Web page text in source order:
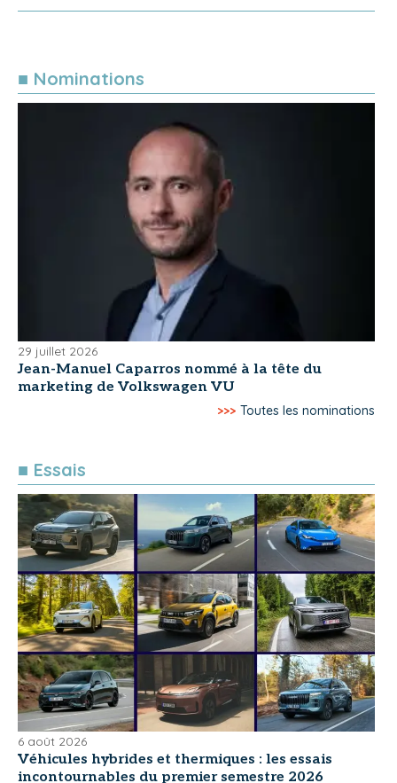
■ Nominations
29 juillet 2026
Jean-Manuel Caparros nommé à la tête du
marketing de Volkswagen VU
>>> Toutes les nominations
■ Essais
6 août 2026
Véhicules hybrides et thermiques : les essais
incontournables du premier semestre 2026